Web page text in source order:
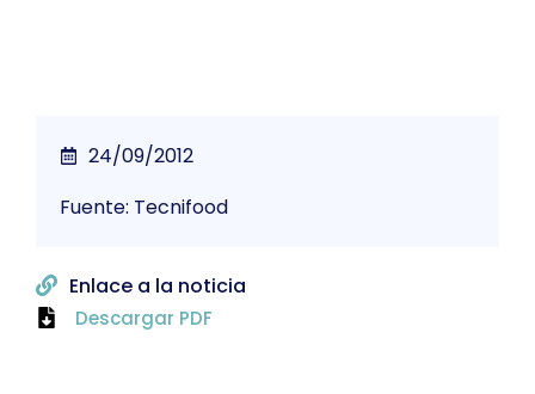
24/09/2012
Fuente: Tecnifood
Enlace a la noticia
Descargar PDF